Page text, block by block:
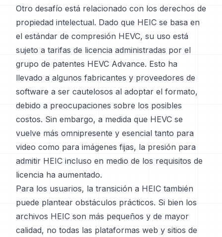
Otro desafío está relacionado con los derechos de
propiedad intelectual. Dado que HEIC se basa en
el estándar de compresión HEVC, su uso está
sujeto a tarifas de licencia administradas por el
grupo de patentes HEVC Advance. Esto ha
llevado a algunos fabricantes y proveedores de
software a ser cautelosos al adoptar el formato,
debido a preocupaciones sobre los posibles
costos. Sin embargo, a medida que HEVC se
vuelve más omnipresente y esencial tanto para
video como para imágenes fijas, la presión para
admitir HEIC incluso en medio de los requisitos de
licencia ha aumentado.
Para los usuarios, la transición a HEIC también
puede plantear obstáculos prácticos. Si bien los
archivos HEIC son más pequeños y de mayor
calidad, no todas las plataformas web y sitios de